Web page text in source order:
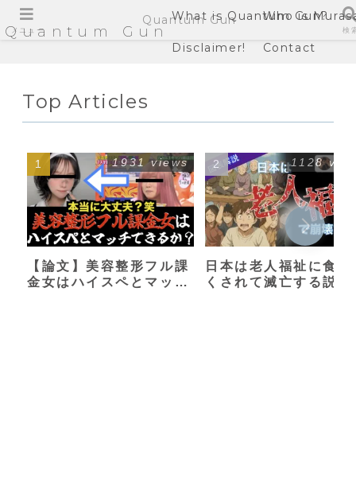
Quantum Gun
What is Quantum Gun?
Who is
Disclaimer! Contact
Top Articles
【論文】美容整形フル課
金女はハイスペとマッチ
1931 views
日本は老人福祉に食い
くされて滅亡する説
1128
メニュー
Quantum Gun
検